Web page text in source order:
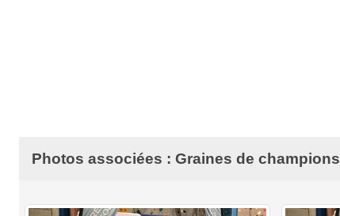
Photos associées : Graines de champions